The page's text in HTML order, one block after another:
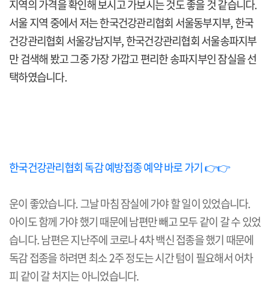
지역의 가격을 확인해 보시고 가보시는 것도 좋을 것 같습니다.
서울 지역 중에서 저는 한국건강관리협회 서울동부지부, 한국
건강관리협회 서울강남지부, 한국건강관리협회 서울송파지부
만 검색해 봤고 그중 가장 가깝고 편리한 송파지부인 잠실을 선
택하였습니다.
한국건강관리협회 독감 예방접종 예약 바로 가기 👉👉
운이 좋았습니다. 그날 마침 잠실에 가야 할 일이 있었습니다.
아이도 함께 가야 했기 때문에 남편만 빼고 모두 같이 갈 수 있었
습니다. 남편은 지난주에 코로나 4차 백신 접종을 했기 때문에
독감 접종을 하려면 최소 2주 정도는 시간 텀이 필요해서 어차
피 같이 갈 처지는 아니었습니다.